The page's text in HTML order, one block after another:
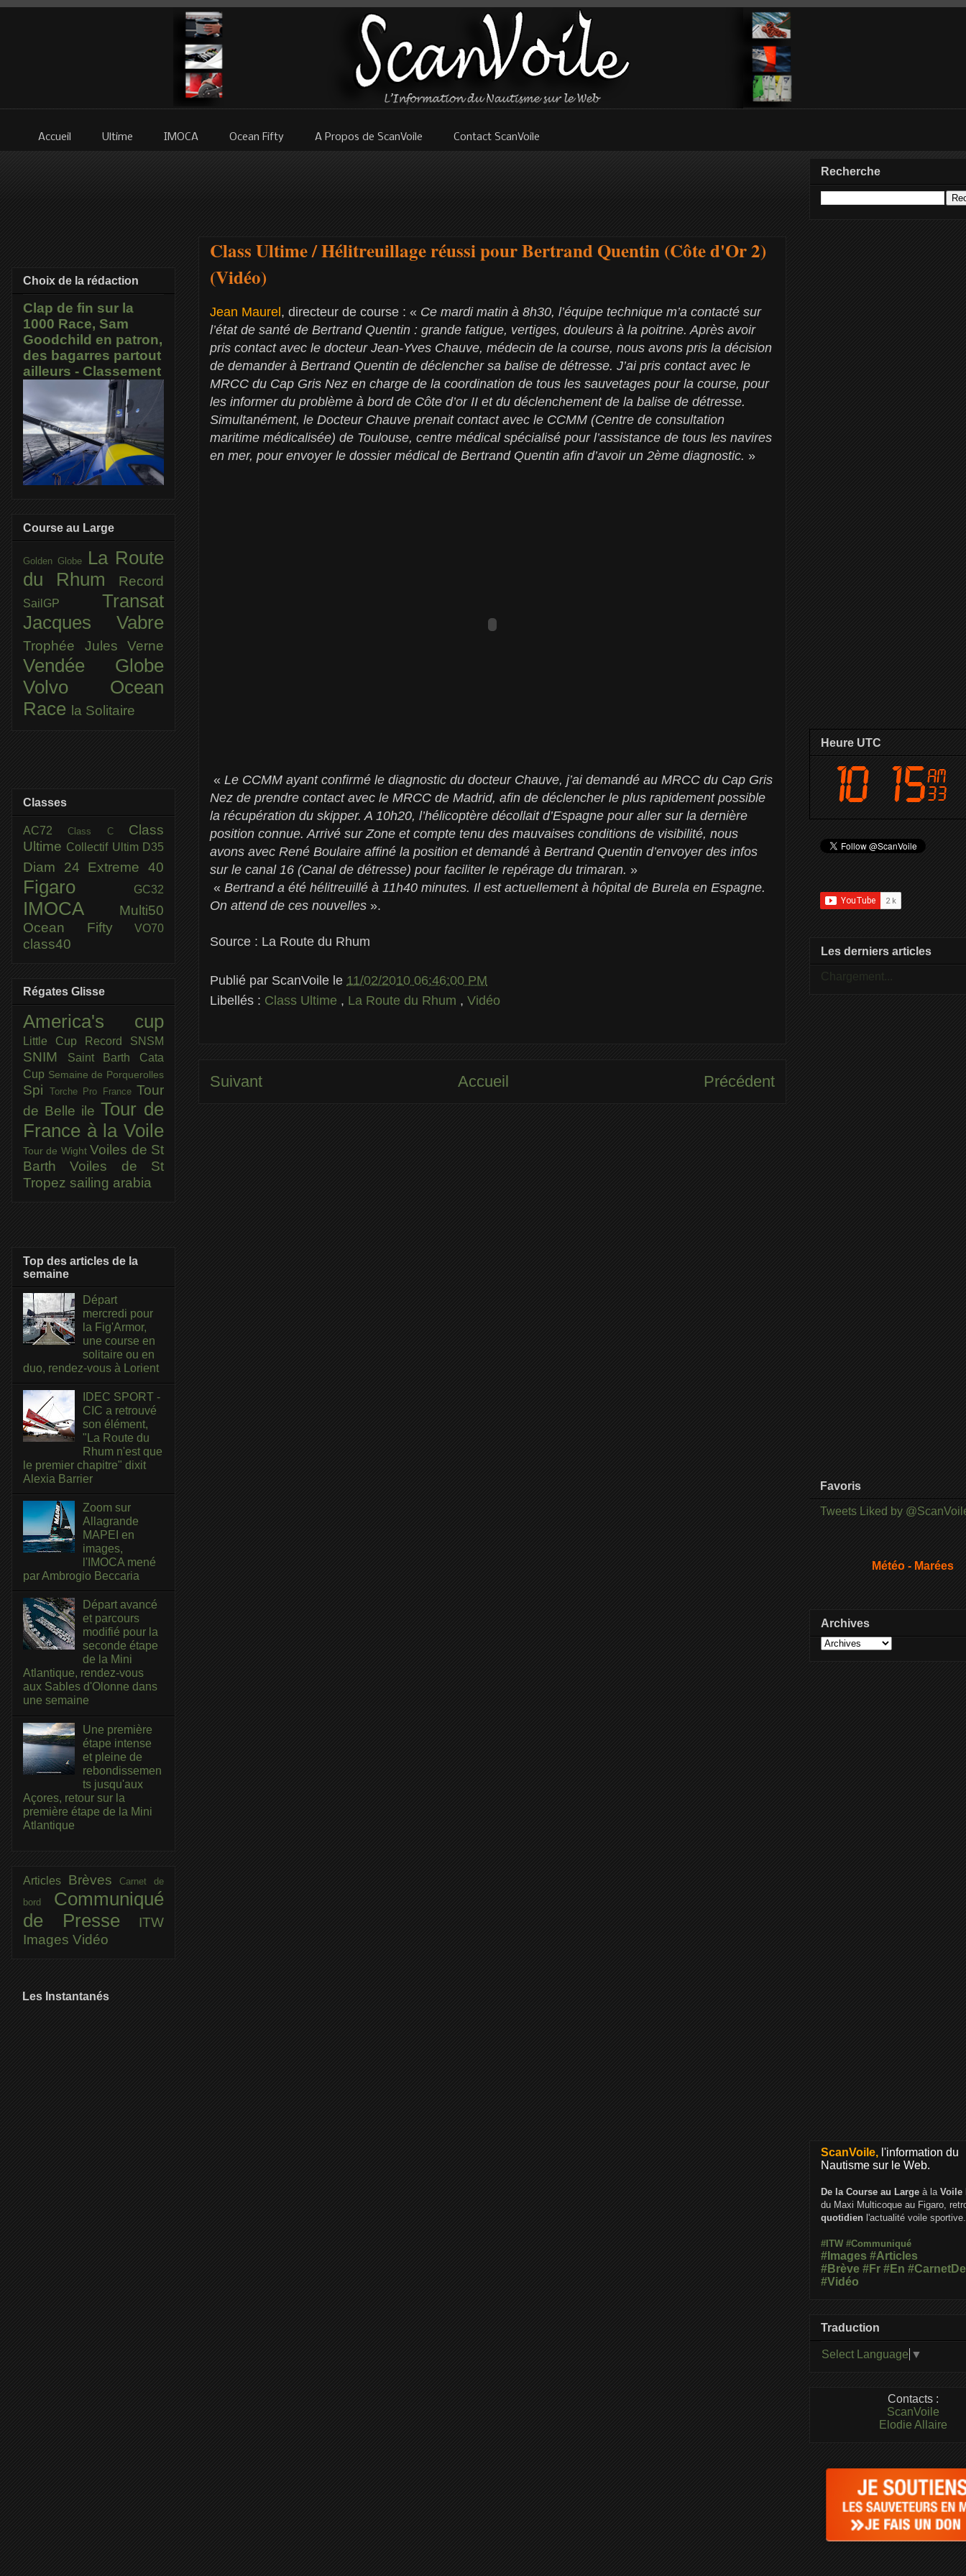
Accueil Ultime IMOCA Ocean Fifty A Propos de ScanVoile Contact ScanVoile
Class Ultime / Hélitreuillage réussi pour Bertrand Quentin (Côte d'Or 2)
(Vidéo)
Jean Maurel, directeur de course : « Ce mardi matin à 8h30, l’équipe technique m’a contacté sur
l’état de santé de Bertrand Quentin : grande fatigue, vertiges, douleurs à la poitrine. Après avoir
pris contact avec le docteur Jean-Yves Chauve, médecin de la course, nous avons pris la décision
de demander à Bertrand Quentin de déclencher sa balise de détresse. J’ai pris contact avec le
MRCC du Cap Gris Nez en charge de la coordination de tous les sauvetages pour la course, pour
les informer du problème à bord de Côte d’or II et du déclenchement de la balise de détresse.
Simultanément, le Docteur Chauve prenait contact avec le CCMM (Centre de consultation
maritime médicalisée) de Toulouse, centre médical spécialisé pour l’assistance de tous les navires
en mer, pour envoyer le dossier médical de Bertrand Quentin afin d’avoir un 2ème diagnostic. »
« Le CCMM ayant confirmé le diagnostic du docteur Chauve, j’ai demandé au MRCC du Cap Gris
Nez de prendre contact avec le MRCC de Madrid, afin de déclencher le plus rapidement possible
la récupération du skipper. A 10h20, l’hélicoptère décollait d’Espagne pour aller sur la dernière
position connue. Arrivé sur Zone et compte tenu des mauvaises conditions de visibilité, nous
avons avec René Boulaire affiné la position et demandé à Bertrand Quentin d’envoyer des infos
sur le canal 16 (Canal de détresse) pour faciliter le repérage du trimaran. »
« Bertrand a été hélitreuillé à 11h40 minutes. Il est actuellement à hôpital de Burela en Espagne.
On attend de ces nouvelles ».
Source : La Route du Rhum
Publié par ScanVoile le 11/02/2010 06:46:00 PM
Libellés : Class Ultime , La Route du Rhum , Vidéo
Suivant Précédent
Accueil
Choix de la rédaction
Clap de fin sur la
1000 Race, Sam
Goodchild en patron,
des bagarres partout
ailleurs - Classement
Course au Large
Golden Globe
La Route
du Rhum
Record
SailGP Transat
Jacques Vabre
Trophée Jules Verne
Vendée Globe
Volvo Ocean
Race la Solitaire
Classes
AC72Class C Class
Ultime Collectif Ultim D35
Diam 24 Extreme 40
Figaro GC32
IMOCA
Multi50
Ocean Fifty
VO70
class40
Régates Glisse
America's cup
Little Cup Record SNSM
SNIM
Saint Barth Cata
Cup Semaine de Porquerolles
Spi Torche Pro France Tour
de Belle ile Tour de
France à la Voile
Tour de Wight Voiles de St
BarthVoiles de St
Tropez sailing arabia
Top des articles de la
semaine
Départ
mercredi pour
la Fig'Armor,
une course en
solitaire ou en
duo, rendez-vous à Lorient
IDEC SPORT -
CIC a retrouvé
son élément,
"La Route du
Rhum n'est que
le premier chapitre" dixit
Alexia Barrier
Zoom sur
Allagrande
MAPEI en
images,
l'IMOCA mené
par Ambrogio Beccaria
Départ avancé
et parcours
modifié pour la
seconde étape
de la Mini
Atlantique, rendez-vous
aux Sables d'Olonne dans
une semaine
Une première
étape intense
et pleine de
rebondissemen
ts jusqu'aux
Açores, retour sur la
première étape de la Mini
Atlantique
Articles BrèvesCarnet de
bord Communiqué
de Presse
ITW
Images Vidéo
Les Instantanés
Recherche
Heure UTC
Les derniers articles
Chargement...
Favoris
Tweets Liked by
Météo - Marées
Archives
ScanVoile, l'information du
Nautisme sur le Web.
De la Course au Large à la Voile
du Maxi Multicoque au Figaro,
quotidien l'actualité voile sportive.
#ITW #Communiqué
#Images #Articles
#Brève #Fr #En
#Vidéo
Traduction
Select Language ▼
Contacts :
ScanVoile
Elodie Allaire